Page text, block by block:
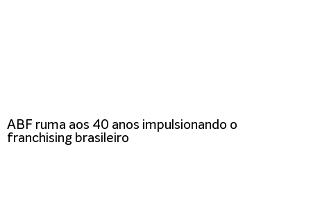
ABF ruma aos 40 anos impulsionando o
franchising brasileiro